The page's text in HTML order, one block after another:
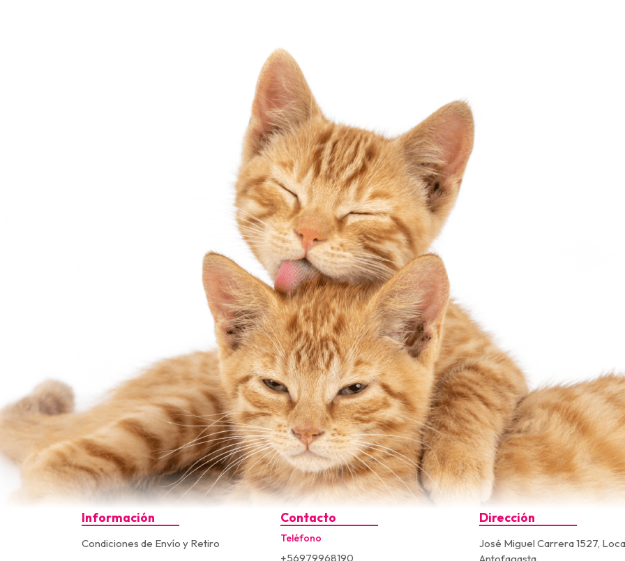
Información
Condiciones de Envío y Retiro
Contacto
Teléfono
+56979968190
Dirección
José Miguel Carrera 1527,